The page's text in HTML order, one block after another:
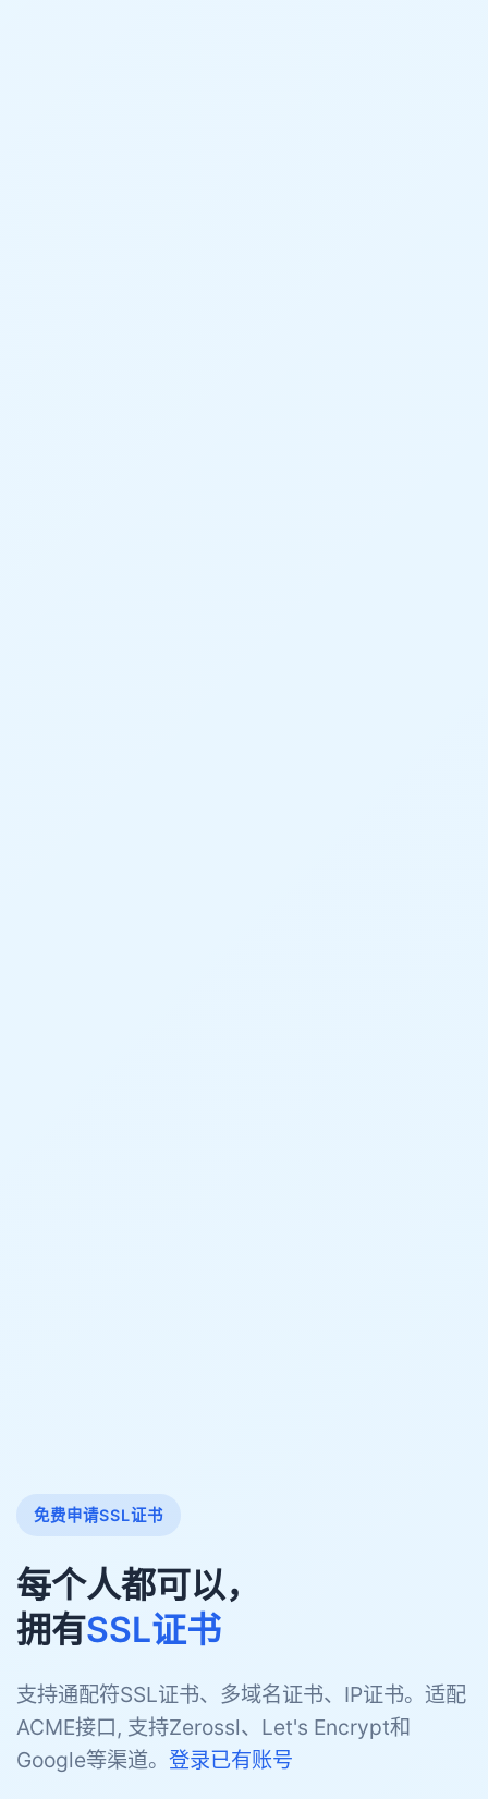
免费申请SSL证书
每个人都可以，
拥有SSL证书
支持通配符SSL证书、多域名证书、IP证书。适配
ACME接口, 支持Zerossl、Let's Encrypt和
Google等渠道。 登录已有账号